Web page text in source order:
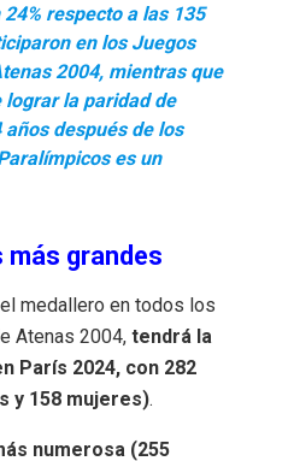
respecto a las 135
en los Juegos
2004, mientras que
lograr la paridad de
después de los
es un
más grandes
medallero en todos los
Atenas 2004, tendrá la
París 2024, con 282
y 158 mujeres).
numerosa (255